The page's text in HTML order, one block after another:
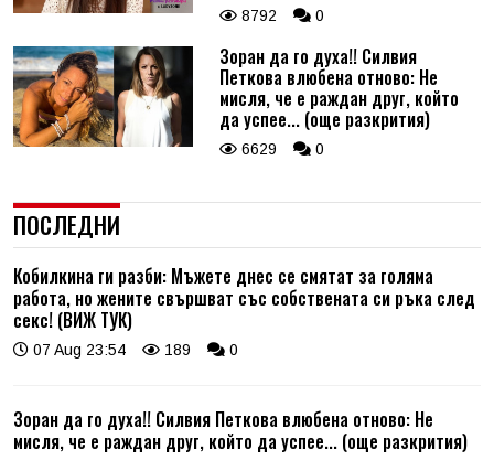
8792 0
Зоран да го духа!! Силвия
Петкова влюбена отново: Не
мисля, че е раждан друг, който
да успее... (още разкрития)
6629 0
ПОСЛЕДНИ
Кобилкина ги разби: Мъжете днес се смятат за голяма
работа, но жените свършват със собствената си ръка след
секс! (ВИЖ ТУК)
07 Aug 23:54 189 0
Зоран да го духа!! Силвия Петкова влюбена отново: Не
мисля, че е раждан друг, който да успее... (още разкрития)